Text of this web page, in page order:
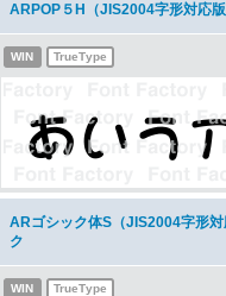
ARPOP５H（JIS2004字形対応
WIN TrueType
ARゴシック体S（JIS2004字形
ク
WIN TrueType